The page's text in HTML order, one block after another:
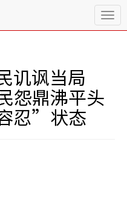
T
o
讥讽当局
怨鼎沸平头
忍”状态